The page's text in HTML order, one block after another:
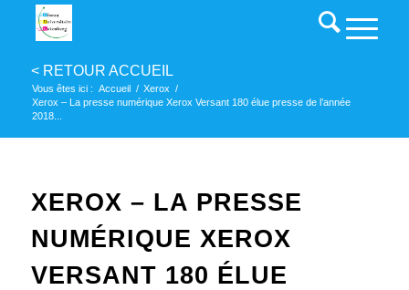
Vous êtes ici : Accueil / Xerox /
Xerox – La presse numérique Xerox Versant 180 élue presse de l’année
2018...
XEROX – LA PRESSE
NUMÉRIQUE XEROX
VERSANT 180 ÉLUE